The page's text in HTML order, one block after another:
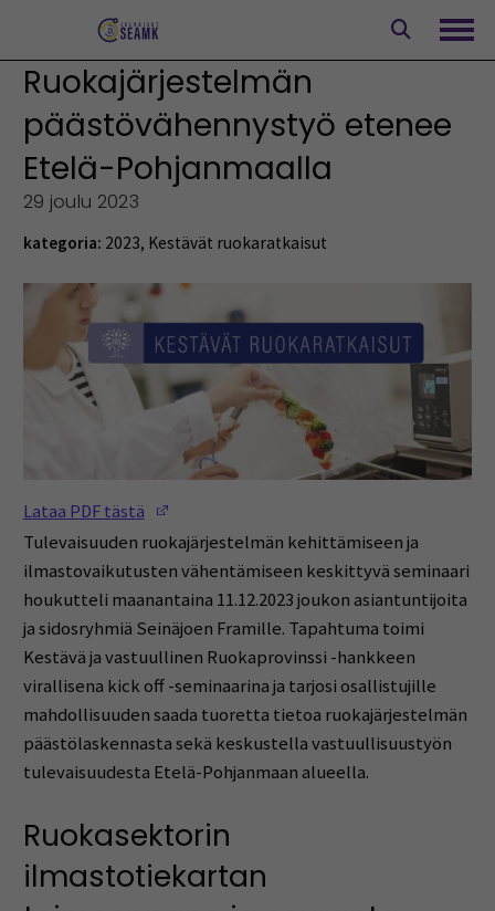
Ruokajärjestelmän
päästövähennystyö etenee
Etelä-Pohjanmaalla
29 joulu 2023
kategoria: 2023, Kestävät ruokaratkaisut
Lataa PDF tästä
Tulevaisuuden ruokajärjestelmän kehittämiseen ja
ilmastovaikutusten vähentämiseen keskittyvä seminaari
houkutteli maanantaina 11.12.2023 joukon asiantuntijoita
ja sidosryhmiä Seinäjoen Framille. Tapahtuma toimi
Kestävä ja vastuullinen Ruokaprovinssi -hankkeen
virallisena kick off -seminaarina ja tarjosi osallistujille
mahdollisuuden saada tuoretta tietoa ruokajärjestelmän
päästölaskennasta sekä keskustella vastuullisuustyön
tulevaisuudesta Etelä-Pohjanmaan alueella.
Ruokasektorin
ilmastotiekartan